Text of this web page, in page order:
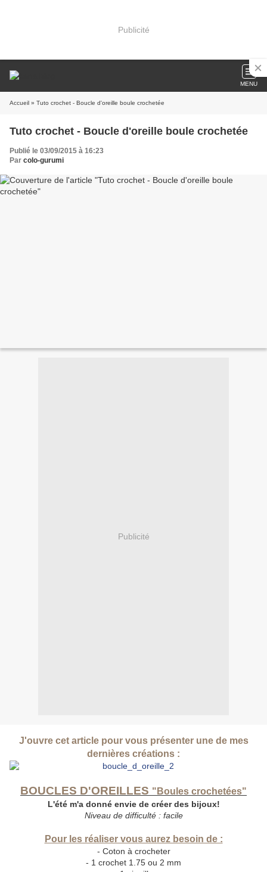
Publicité
MENU
Accueil » Tuto crochet - Boucle d'oreille boule crochetée
Tuto crochet - Boucle d'oreille boule crochetée
Publié le 03/09/2015 à 16:23
Par colo-gurumi
Publicité
J'ouvre cet article pour vous présenter une de mes
dernières créations :
BOUCLES D'OREILLES "Boules crochetées"
L'été m'a donné envie de créer des bijoux!
Niveau de difficulté : facile
Pour les réaliser vous aurez besoin de :
- Coton à crocheter
- 1 crochet 1.75 ou 2 mm